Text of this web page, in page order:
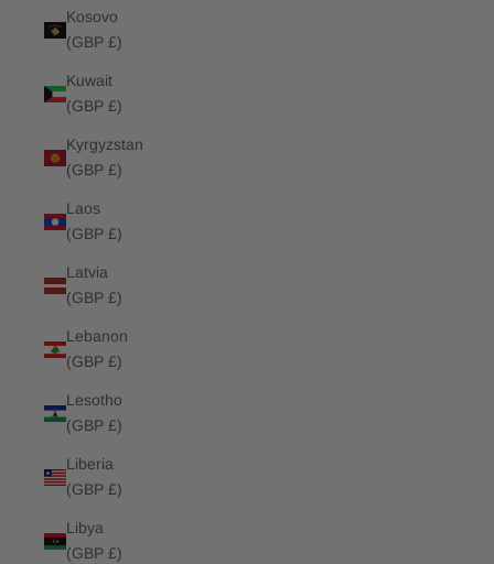
Kosovo
(GBP £)
Kuwait
(GBP £)
Kyrgyzstan
(GBP £)
Laos
(GBP £)
Latvia
(GBP £)
Lebanon
(GBP £)
Lesotho
(GBP £)
Liberia
(GBP £)
Libya
(GBP £)